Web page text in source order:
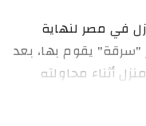
في مصر لنهاية
يقوم بها، بعد
أثناء محاولته